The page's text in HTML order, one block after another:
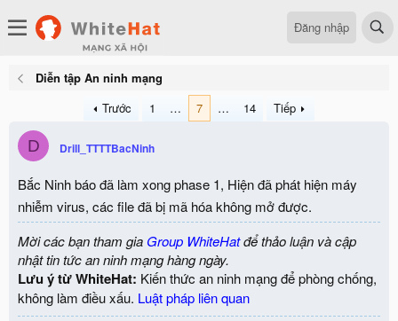
Đăng nhập
Diễn tập An ninh mạng
Trước
1 … 7 … 14 Tiếp
D Drill_TTTTBacNinh
Bắc Ninh báo đã làm xong phase 1, Hiện đã phát hiện máy
nhiễm virus, các file đã bị mã hóa không mở được.
Mời các bạn tham gia Group WhiteHatđể thảo luận và cập
nhật tin tức an ninh mạng hàng ngày.
Lưu ý từ WhiteHat: Kiến thức an ninh mạng để phòng chống,
không làm điều xấu. Luật pháp liên quan